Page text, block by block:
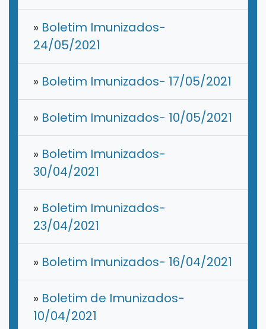
» Boletim Imunizados-
24/05/2021
» Boletim Imunizados- 17/05/2021
» Boletim Imunizados- 10/05/2021
» Boletim Imunizados-
30/04/2021
» Boletim Imunizados-
23/04/2021
» Boletim Imunizados- 16/04/2021
» Boletim de Imunizados-
10/04/2021